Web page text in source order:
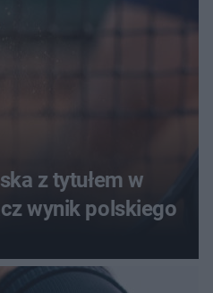
z tytułem w
wynik polskiego